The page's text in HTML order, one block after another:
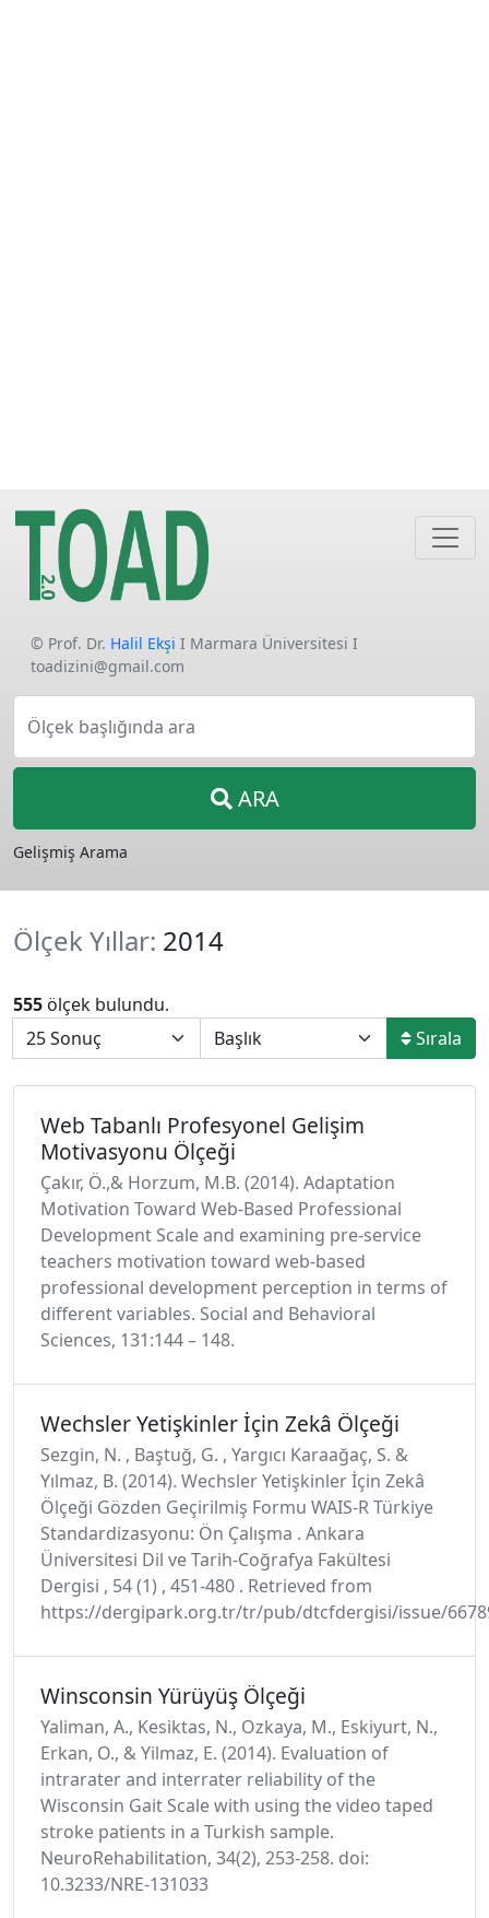
© Prof. Dr. Halil Ekşi I Marmara Üniversitesi I
toadizini@gmail.com
Ölçek başlığında ara
ARA
Gelişmiş Arama
Ölçek Yıllar: 2014
555 ölçek bulundu.
Sırala
Web Tabanlı Profesyonel Gelişim
Motivasyonu Ölçeği
Çakır, Ö.,& Horzum, M.B. (2014). Adaptation
Motivation Toward Web-Based Professional
Development Scale and examining pre-service
teachers motivation toward web-based
professional development perception in terms of
different variables. Social and Behavioral
Sciences, 131:144 – 148.
Wechsler Yetişkinler İçin Zekâ Ölçeği
Sezgin, N. , Baştuğ, G. , Yargıcı Karaağaç, S. &
Yılmaz, B. (2014). Wechsler Yetişkinler İçin Zekâ
Ölçeği Gözden Geçirilmiş Formu WAIS-R Türkiye
Standardizasyonu: Ön Çalışma . Ankara
Üniversitesi Dil ve Tarih-Coğrafya Fakültesi
Dergisi , 54 (1) , 451-480 . Retrieved from
https://dergipark.org.tr/tr/pub/dtcfdergisi/issue/
Winsconsin Yürüyüş Ölçeği
Yaliman, A., Kesiktas, N., Ozkaya, M., Eskiyurt, N.,
Erkan, O., & Yilmaz, E. (2014). Evaluation of
intrarater and interrater reliability of the
Wisconsin Gait Scale with using the video taped
stroke patients in a Turkish sample.
NeuroRehabilitation, 34(2), 253-258. doi:
10.3233/NRE-131033